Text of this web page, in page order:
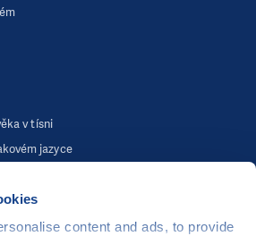
content and ads, to provide
v tísni
jazyce